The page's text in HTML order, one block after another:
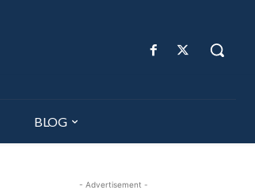
BLOG
- Advertisement -